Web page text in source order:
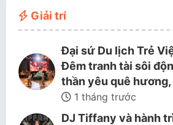
Giải trí
Đại sứ Du lịch Trẻ
Đêm tranh tài sôi
thần yêu quê
1 tháng trước
DJ Tiffany và hành